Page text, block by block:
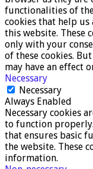
functionalities of
cookies that help us
this website. These
only with your
of these cookies.
may have an effect
Necessary
Necessary
Always Enabled
Necessary cookies
to function
that ensures basic
the website. These
information.